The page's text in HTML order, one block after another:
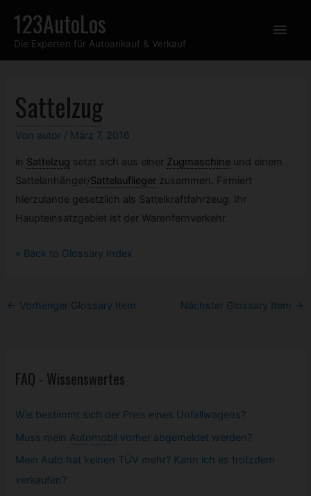
Inhalt
springen
123AutoLos
Die Experten für Autoankauf & Verkauf
Sattelzug
Von autor / März 7, 2016
in Sattelzug setzt sich aus einer Zugmaschine und einem
Sattelanhänger/Sattelauflieger zusammen. Firmiert
hierzulande gesetzlich als Sattelkraftfahrzeug. Ihr
Haupteinsatzgebiet ist der Warenfernverkehr
« Back to Glossary Index
Post
← Vorheriger Glossary Item Nächster Glossary Item →
FAQ - Wissenswertes
Wie bestimmt sich der Preis eines Unfallwagens?
Muss mein Automobil vorher abgemeldet werden?
Mein Auto hat keinen TÜV mehr? Kann ich es trotzdem
verkaufen?